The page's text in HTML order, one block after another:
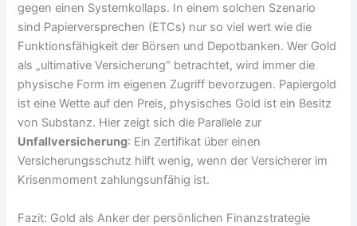
gegen einen Systemkollaps. In einem solchen Szenario
sind Papierversprechen (ETCs) nur so viel wert wie die
Funktionsfähigkeit der Börsen und Depotbanken. Wer Gold
als „ultimative Versicherung“ betrachtet, wird immer die
physische Form im eigenen Zugriff bevorzugen. Papiergold
ist eine Wette auf den Preis, physisches Gold ist ein Besitz
von Substanz. Hier zeigt sich die Parallele zur
Unfallversicherung: Ein Zertifikat über einen
Versicherungsschutz hilft wenig, wenn der Versicherer im
Krisenmoment zahlungsunfähig ist.
Fazit: Gold als Anker der persönlichen Finanzstrategie